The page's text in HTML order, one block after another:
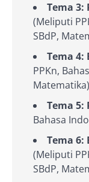
Tema 3:
(Meliputi
SBdP,
Tema 4:
PPKn,
Matematika)
Tema
Bahasa
Tema 6:
(Meliputi
SBdP,